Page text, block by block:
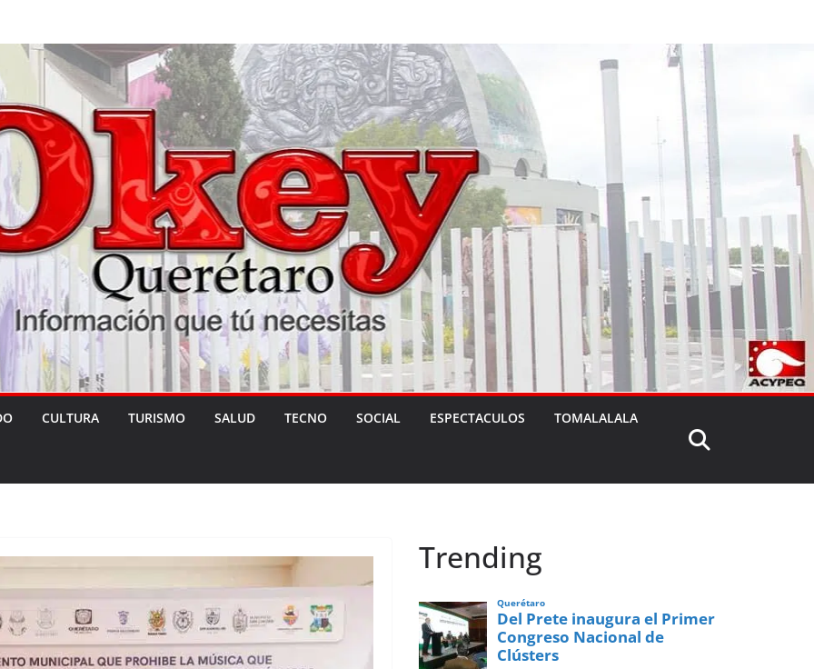
CULTURA TURISMO SALUD TECNO SOCIAL ESPECTACULOS TOMALALALA
Trending
Querétaro
Del Prete inaugura el Primer
Congreso Nacional de
Clústers